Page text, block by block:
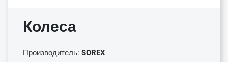
Колеса
Производитель: SOREX